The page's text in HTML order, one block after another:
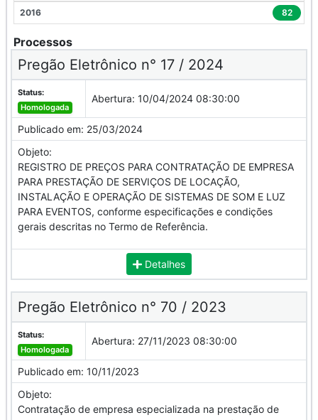
2016 82
Processos
Pregão Eletrônico n° 17 / 2024
Status:
Homologada
Abertura: 10/04/2024 08:30:00
Publicado em: 25/03/2024
Objeto:
REGISTRO DE PREÇOS PARA CONTRATAÇÃO DE EMPRESA
PARA PRESTAÇÃO DE SERVIÇOS DE LOCAÇÃO,
INSTALAÇÃO E OPERAÇÃO DE SISTEMAS DE SOM E LUZ
PARA EVENTOS, conforme especificações e condições
gerais descritas no Termo de Referência.
Detalhes
Pregão Eletrônico n° 70 / 2023
Status:
Homologada
Abertura: 27/11/2023 08:30:00
Publicado em: 10/11/2023
Objeto:
Contratação de empresa especializada na prestação de